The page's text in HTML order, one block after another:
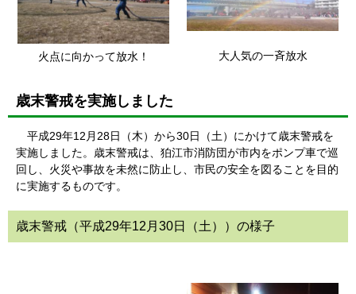
火点に向かって放水！ 大人気の一斉放水
歳末警戒を実施しました
平成29年12月28日（木）から30日（土）にかけて歳末警戒を
実施しました。歳末警戒は、狛江市消防団が市内をポンプ車で巡
回し、火災や事故を未然に防止し、市民の安全を図ることを目的
に実施するものです。
歳末警戒（平成29年12月30日（土））の様子